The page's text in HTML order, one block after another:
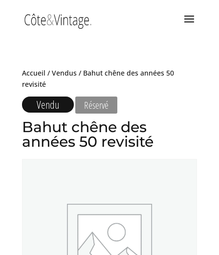
Accueil / Vendus/ Bahut chêne des années 50
revisité
Vendu Réservé
Bahut chêne des
années 50 revisité